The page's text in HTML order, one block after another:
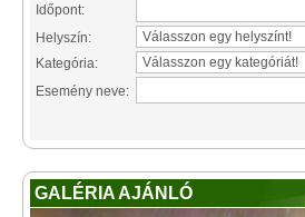
Időpont:
Helyszín:
Kategória:
Esemény neve:
GALÉRIA AJÁNLÓ